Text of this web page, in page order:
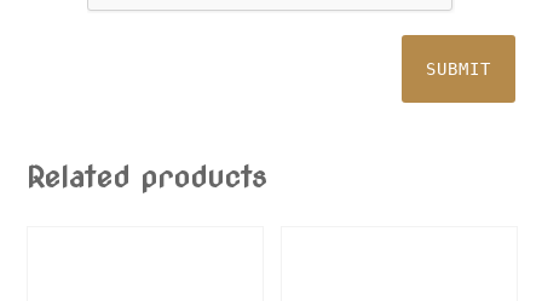
Related products